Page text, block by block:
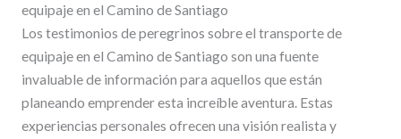
equipaje en el Camino de Santiago
Los testimonios de peregrinos sobre el transporte de
equipaje en el Camino de Santiago son una fuente
invaluable de información para aquellos que están
planeando emprender esta increíble aventura. Estas
experiencias personales ofrecen una visión realista y